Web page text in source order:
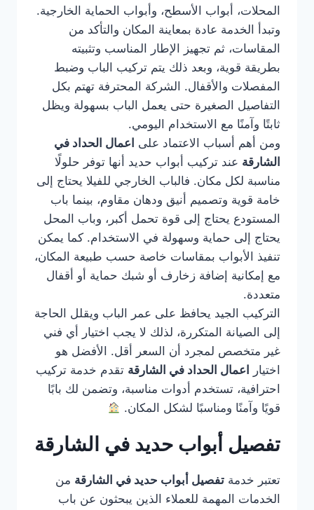
المحلات، أبواب الأسطح، وأبواب الحماية الخارجية.
وتبدأ الخدمة عادة بمعاينة المكان والتأكد من
المقاسات، ثم تجهيز الإطار المناسب وتثبيته
بطريقة قوية، وبعد ذلك يتم تركيب الباب وضبط
المفصلات والأقفال. الشركة المحترفة تهتم بكل
التفاصيل الصغيرة حتى يعمل الباب بسهولة ويظل
ثابتًا وآمنًا مع الاستخدام اليومي.
ومن أهم أسباب الاعتماد على اعمال الحداد في
الشارقة عند تركيب أبواب حديد أنها توفر حلولًا
مناسبة لكل مكان. فالباب الخارجي للفيلا يحتاج إلى
خامة قوية وتصميم أنيق ودهان مقاوم، بينما باب
المستودع يحتاج إلى قوة تحمل أكبر، وباب المحل
يحتاج إلى حماية وسهولة في الاستخدام. كما يمكن
تنفيذ الأبواب بمقاسات خاصة حسب طبيعة المكان،
مع إمكانية إضافة زخارف أو شبك حماية أو أقفال
متعددة.
التركيب الجيد يحافظ على عمر الباب ويقلل الحاجة
إلى الصيانة المتكررة، لذلك لا يجب اختيار أي فني
غير متخصص لمجرد أن السعر أقل. الأفضل هو
اختيار
اعمال الحداد في الشارقة تقدم خدمة تركيب
احترافية، تستخدم أدوات مناسبة، وتضمن لك بابًا
قويًا وآمنًا ومناسبًا لشكل المكان.
تفصيل أبواب حديد في الشارقة
تعتبر خدمة تفصيل أبواب حديد في الشارقة من
الخدمات المهمة للعملاء الذين يبحثون عن باب